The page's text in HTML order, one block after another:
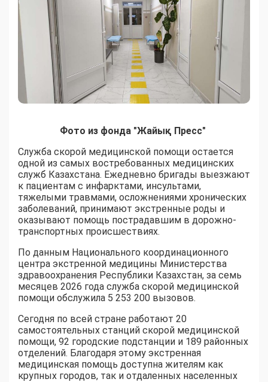
Фото из фонда "Жайық Пресс"
Служба скорой медицинской помощи остается
одной из самых востребованных медицинских
служб Казахстана. Ежедневно бригады выезжают
к пациентам с инфарктами, инсультами,
тяжелыми травмами, осложнениями хронических
заболеваний, принимают экстренные роды и
оказывают помощь пострадавшим в дорожно-
транспортных происшествиях.
По данным Национального координационного
центра экстренной медицины Министерства
здравоохранения Республики Казахстан, за семь
месяцев 2026 года служба скорой медицинской
помощи обслужила 5 253 200 вызовов.
Сегодня по всей стране работают 20
самостоятельных станций скорой медицинской
помощи, 92 городские подстанции и 189 районных
отделений. Благодаря этому экстренная
медицинская помощь доступна жителям как
крупных городов, так и отдаленных населенных